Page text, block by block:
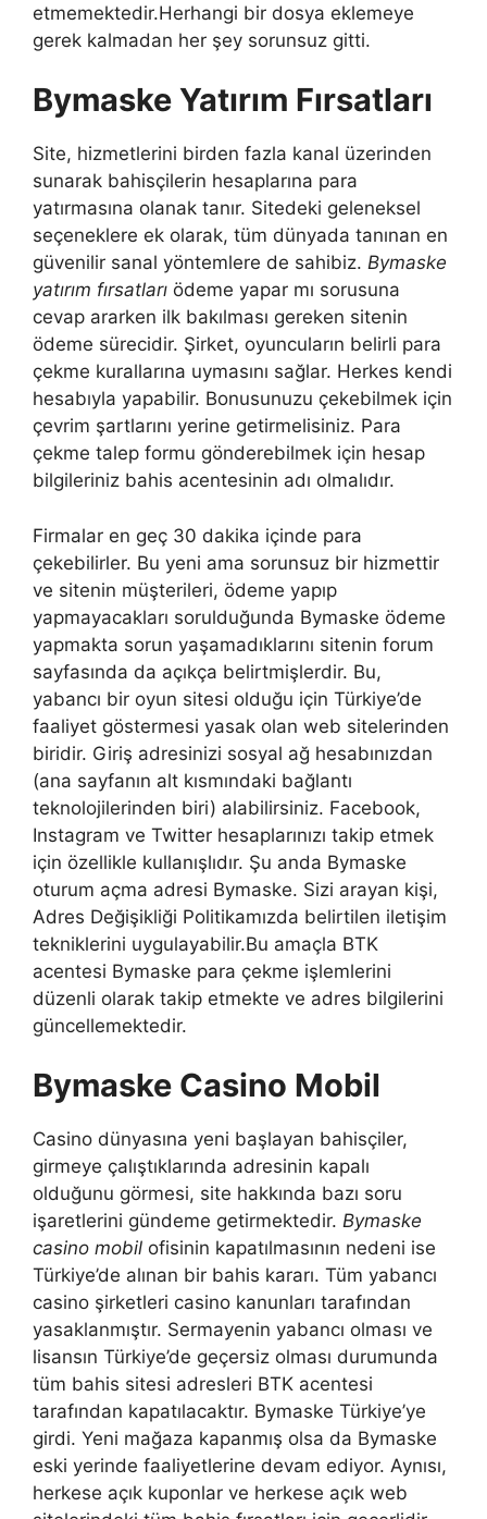
etmemektedir.Herhangi bir dosya eklemeye
gerek kalmadan her şey sorunsuz gitti.
Bymaske Yatırım Fırsatları
Site, hizmetlerini birden fazla kanal üzerinden
sunarak bahisçilerin hesaplarına para
yatırmasına olanak tanır. Sitedeki geleneksel
seçeneklere ek olarak, tüm dünyada tanınan en
güvenilir sanal yöntemlere de sahibiz. Bymaske
yatırım fırsatları ödeme yapar mı sorusuna
cevap ararken ilk bakılması gereken sitenin
ödeme sürecidir. Şirket, oyuncuların belirli para
çekme kurallarına uymasını sağlar. Herkes kendi
hesabıyla yapabilir. Bonusunuzu çekebilmek için
çevrim şartlarını yerine getirmelisiniz. Para
çekme talep formu gönderebilmek için hesap
bilgileriniz bahis acentesinin adı olmalıdır.
Firmalar en geç 30 dakika içinde para
çekebilirler. Bu yeni ama sorunsuz bir hizmettir
ve sitenin müşterileri, ödeme yapıp
yapmayacakları sorulduğunda Bymaske ödeme
yapmakta sorun yaşamadıklarını sitenin forum
sayfasında da açıkça belirtmişlerdir. Bu,
yabancı bir oyun sitesi olduğu için Türkiye’de
faaliyet göstermesi yasak olan web sitelerinden
biridir. Giriş adresinizi sosyal ağ hesabınızdan
(ana sayfanın alt kısmındaki bağlantı
teknolojilerinden biri) alabilirsiniz. Facebook,
Instagram ve Twitter hesaplarınızı takip etmek
için özellikle kullanışlıdır. Şu anda Bymaske
oturum açma adresi Bymaske. Sizi arayan kişi,
Adres Değişikliği Politikamızda belirtilen iletişim
tekniklerini uygulayabilir.Bu amaçla BTK
acentesi Bymaske para çekme işlemlerini
düzenli olarak takip etmekte ve adres bilgilerini
güncellemektedir.
Bymaske Casino Mobil
Casino dünyasına yeni başlayan bahisçiler,
girmeye çalıştıklarında adresinin kapalı
olduğunu görmesi, site hakkında bazı soru
işaretlerini gündeme getirmektedir. Bymaske
casino mobil ofisinin kapatılmasının nedeni ise
Türkiye’de alınan bir bahis kararı. Tüm yabancı
casino şirketleri casino kanunları tarafından
yasaklanmıştır. Sermayenin yabancı olması ve
lisansın Türkiye’de geçersiz olması durumunda
tüm bahis sitesi adresleri BTK acentesi
tarafından kapatılacaktır. Bymaske Türkiye’ye
girdi. Yeni mağaza kapanmış olsa da Bymaske
eski yerinde faaliyetlerine devam ediyor. Aynısı,
herkese açık kuponlar ve herkese açık web